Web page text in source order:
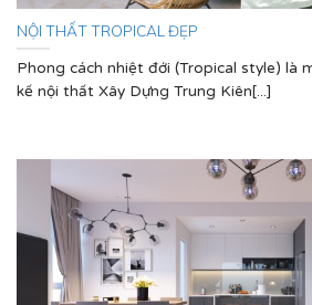
NỘI THẤT TROPICAL ĐẸP
Phong cách nhiệt đới (Tropical style) là
kế nội thất Xây Dựng Trung Kiên[...]